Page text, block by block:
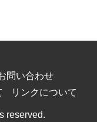
問い合わせ
リンクについて
reserved.